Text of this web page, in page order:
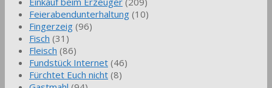
Feierabendunterhaltung (10)
Fingerzeig (96)
Fisch (31)
Fleisch (86)
Fundstück Internet (46)
Fürchtet Euch nicht (8)